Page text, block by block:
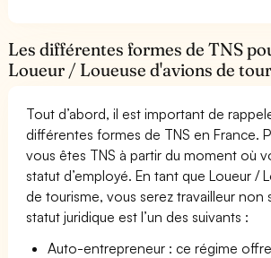
Les différentes formes de TNS
Loueur / Loueuse d'avions de
Tout d’abord, il est important de
différentes formes de TNS en France.
vous êtes TNS à partir du moment où
statut d’employé. En tant que Loueur /
de tourisme, vous serez travailleur non
statut juridique est l’un des suivants :
Auto-entrepreneur : ce régime